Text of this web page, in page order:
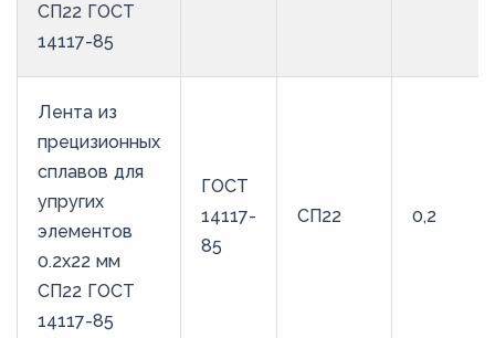
64
65
66
67
68
69
СП22 ГОСТ
14117-85
Лента из
прецизионных
сплавов для
упругих
элементов
0.2x22 мм
СП22 ГОСТ
14117-85
ГОСТ
14117-
85
СП22 0,2